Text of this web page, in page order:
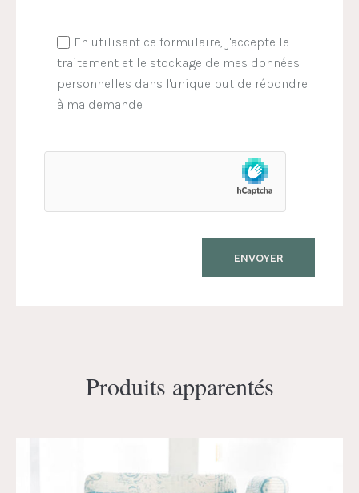
En utilisant ce formulaire, j'accepte le
traitement et le stockage de mes données
personnelles dans l'unique but de répondre
à ma demande.
Produits apparentés